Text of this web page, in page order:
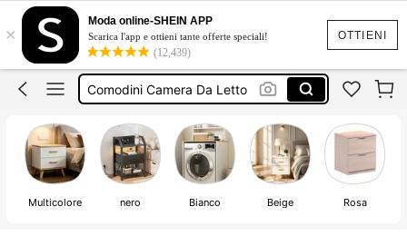
OTTIENI
×
Moda online-SHEIN APP
Scarica l'app e ottieni tante offerte speciali!
(12,439)
Comodino Camerette
Comodini Camera Da Letto
Comodino Salvaspazio
Cassettiera
Comodino Camerette
Multicolore nero Bianco Beige Rosa